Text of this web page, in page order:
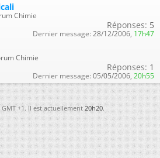
Chimie
Réponses: 5
Dernier message: 28/12/2006, 17h47
Chimie
Réponses: 1
Dernier message: 05/05/2006, 20h55
+1. Il est actuellement20h20.